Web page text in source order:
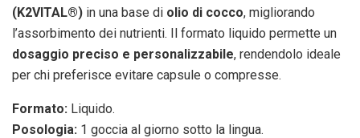
(K2VITAL®) in una base di olio di cocco, migliorando
l’assorbimento dei nutrienti. Il formato liquido permette un
dosaggio preciso e personalizzabile, rendendolo ideale
per chi preferisce evitare capsule o compresse.
Formato: Liquido.
Posologia: 1 goccia al giorno sotto la lingua.